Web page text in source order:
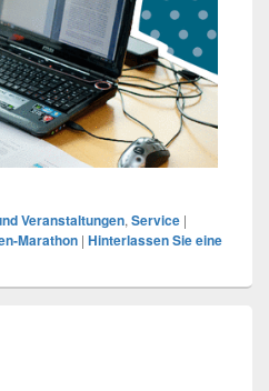
Veranstaltungen, Service |
Marathon | Hinterlassen Sie eine